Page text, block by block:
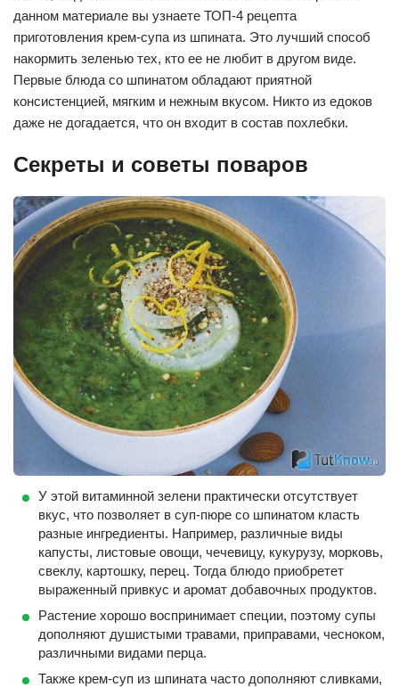
данном материале вы узнаете ТОП-4 рецепта
приготовления крем-супа из шпината. Это лучший способ
накормить зеленью тех, кто ее не любит в другом виде.
Первые блюда со шпинатом обладают приятной
консистенцией, мягким и нежным вкусом. Никто из едоков
даже не догадается, что он входит в состав похлебки.
Секреты и советы поваров
У этой витаминной зелени практически отсутствует
вкус, что позволяет в суп-пюре со шпинатом класть
разные ингредиенты. Например, различные виды
капусты, листовые овощи, чечевицу, кукурузу, морковь,
свеклу, картошку, перец. Тогда блюдо приобретет
выраженный привкус и аромат добавочных продуктов.
Растение хорошо воспринимает специи, поэтому супы
дополняют душистыми травами, приправами, чесноком,
различными видами перца.
Также крем-суп из шпината часто дополняют сливками,